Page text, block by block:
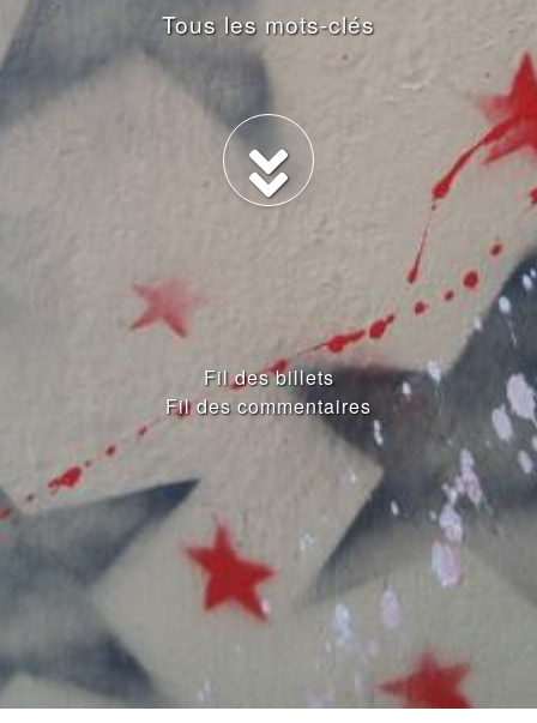
Tous les mots-clés
Fil des billets
Fil des commentaires